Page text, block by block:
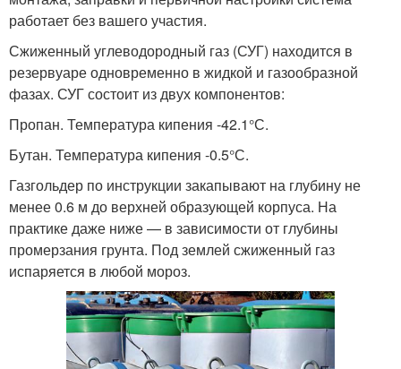
работает без вашего участия.
Сжиженный углеводородный газ (СУГ) находится в
резервуаре одновременно в жидкой и газообразной
фазах. СУГ состоит из двух компонентов:
Пропан. Температура кипения -42.1°С.
Бутан. Температура кипения -0.5°С.
Газгольдер по инструкции закапывают на глубину не
менее 0.6 м до верхней образующей корпуса. На
практике даже ниже — в зависимости от глубины
промерзания грунта. Под землей сжиженный газ
испаряется в любой мороз.